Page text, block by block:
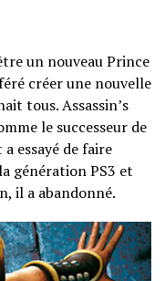
un nouveau Prince
créer une nouvelle
tous. Assassin’s
le successeur de
essayé de faire
génération PS3 et
il a abandonné.